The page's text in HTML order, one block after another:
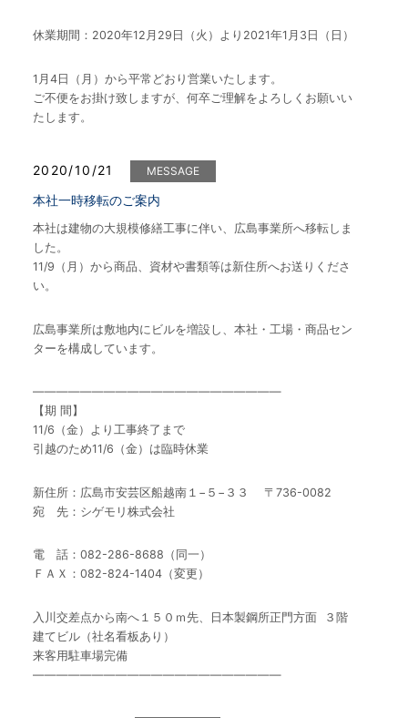
休業期間：2020年12月29日（火）より2021年1月3日（日）
1月4日（月）から平常どおり営業いたします。
ご不便をお掛け致しますが、何卒ご理解をよろしくお願いい
たします。
2020/10/21 MESSAGE
本社一時移転のご案内
本社は建物の大規模修繕工事に伴い、広島事業所へ移転しま
した。
11/9（月）から商品、資材や書類等は新住所へお送りくださ
い。
広島事業所は敷地内にビルを増設し、本社・工場・商品セン
ターを構成しています。
—————————————————————
【期 間】
11/6（金）より工事終了まで
引越のため11/6（金）は臨時休業
新住所：広島市安芸区船越南１−５−３３ 〒736-0082
宛 先：シゲモリ株式会社
電 話：082-286-8688（同一）
ＦＡＸ：082-824-1404（変更）
入川交差点から南へ１５０ｍ先、日本製鋼所正門方面 ３階
建てビル（社名看板あり）
来客用駐車場完備
—————————————————————